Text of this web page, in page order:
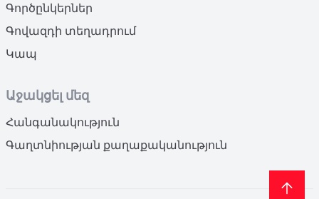
Գործընկերներ
Գովազդի տեղադրում
Կապ
Աջակցել մեզ
Հանգանակություն
Գաղտնիության քաղաքականություն